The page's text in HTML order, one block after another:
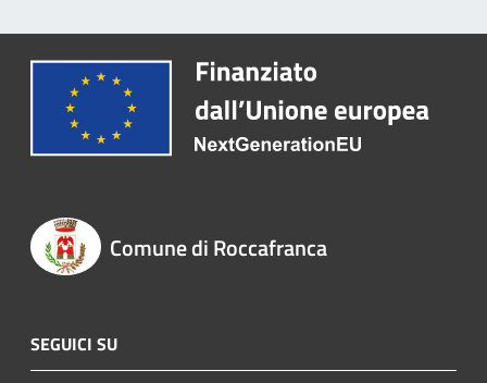
Comune di Roccafranca
SEGUICI SU